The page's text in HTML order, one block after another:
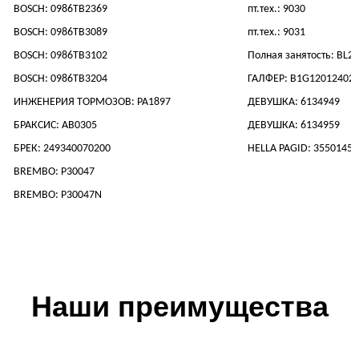
BOSCH: 0986TB2369
BOSCH: 0986TB3089
BOSCH: 0986TB3102
BOSCH: 0986TB3204
ИНЖЕНЕРИЯ ТОРМОЗОВ: PA1897
БРАКСИС: AB0305
БРЕК: 249340070200
BREMBO: P30047
BREMBO: P30047N
пт.тех.: 9030
пт.тех.: 9031
Полная занятость:
ГАЛФЕР: B1G12012402
ДЕВУШКА: 6134949
ДЕВУШКА: 6134959
HELLA PAGID:
Наши преимущества